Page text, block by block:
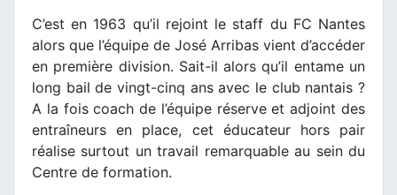
C’est en 1963 qu’il rejoint le staff du FC Nantes
alors que l’équipe de José Arribas vient d’accéder
en première division. Sait-il alors qu’il entame un
long bail de vingt-cinq ans avec le club nantais ?
A la fois coach de l’équipe réserve et adjoint des
entraîneurs en place, cet éducateur hors pair
réalise surtout un travail remarquable au sein du
Centre de formation.